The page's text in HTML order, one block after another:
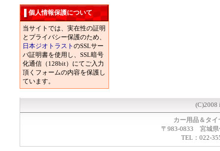
個人情報保護について
当サイトでは、実在性の証明
とプライバシー保護のため、
日本ジオトラスト のSSLサー
バ証明書を使用し、SSL暗号
化通信（128bit）にてご入力
頂くフォームの内容を保護し
ています。
(C)2008
カー用品＆タ
〒983-0833 宮城県
TEL：022-